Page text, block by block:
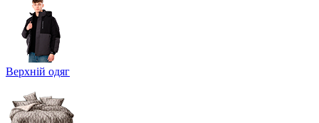
Верхній одяг